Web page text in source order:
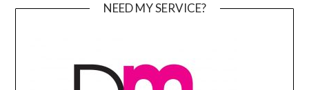
NEED MY SERVICE?